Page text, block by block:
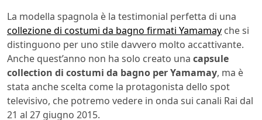
La modella spagnola è la testimonial perfetta di una
collezione di costumi da bagno firmati Yamamay che si
distinguono per uno stile davvero molto accattivante.
Anche quest’anno non ha solo creato una capsule
collection di costumi da bagno per Yamamay, ma è
stata anche scelta come la protagonista dello spot
televisivo, che potremo vedere in onda sui canali Rai dal
21 al 27 giugno 2015.